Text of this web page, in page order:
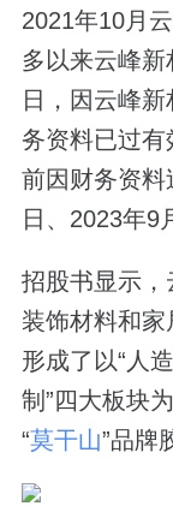
2021年10月
多以来云峰
日，因云峰
务资料已过有
前因财务资料
日、2023年9
招股书显示
装饰材料和家
形成了以“人
制”四大板块
“莫干山”品牌